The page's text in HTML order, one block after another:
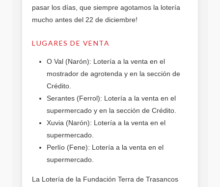
pasar los días, que siempre agotamos la lotería
mucho antes del 22 de diciembre!
LUGARES DE VENTA
O Val (Narón): Lotería a la venta en el
mostrador de agrotenda y en la sección de
Crédito.
Serantes (Ferrol): Lotería a la venta en el
supermercado y en la sección de Crédito.
Xuvia (Narón): Lotería a la venta en el
supermercado.
Perlío (Fene): Lotería a la venta en el
supermercado.
La Lotería de la Fundación Terra de Trasancos